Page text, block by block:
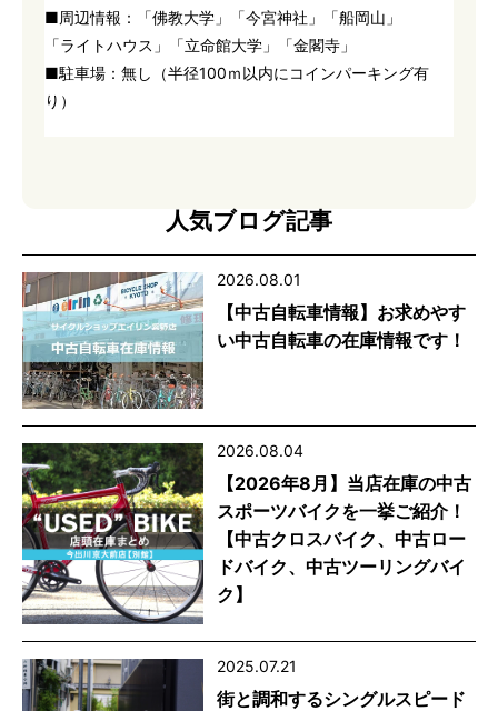
■周辺情報：「佛教大学」「今宮神社」「船岡山」
「ライトハウス」「立命館大学」「金閣寺」
■駐車場：無し（半径100ｍ以内にコインパーキング有
り）
人気ブログ記事
2026.08.01
【中古自転車情報】お求めやす
い中古自転車の在庫情報です！
2026.08.04
【2026年8月】当店在庫の中古
スポーツバイクを一挙ご紹介！
【中古クロスバイク、中古ロー
ドバイク、中古ツーリングバイ
ク】
2025.07.21
街と調和するシングルスピード